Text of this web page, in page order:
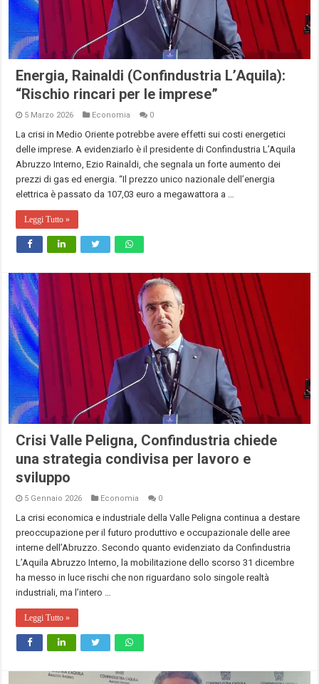
Energia, Rainaldi (Confindustria L’Aquila):
“Rischio rincari per le imprese”
5 Marzo 2026 Economia 0
La crisi in Medio Oriente potrebbe avere effetti sui costi energetici
delle imprese. A evidenziarlo è il presidente di Confindustria L’Aquila
Abruzzo Interno, Ezio Rainaldi, che segnala un forte aumento dei
prezzi di gas ed energia. “Il prezzo unico nazionale dell’energia
elettrica è passato da 107,03 euro a megawattora a …
Leggi Tutto »
Crisi Valle Peligna, Confindustria chiede
una strategia condivisa per lavoro e
sviluppo
5 Gennaio 2026 Economia 0
La crisi economica e industriale della Valle Peligna continua a destare
preoccupazione per il futuro produttivo e occupazionale delle aree
interne dell’Abruzzo. Secondo quanto evidenziato da Confindustria
L’Aquila Abruzzo Interno, la mobilitazione dello scorso 31 dicembre
ha messo in luce rischi che non riguardano solo singole realtà
industriali, ma l’intero …
Leggi Tutto »